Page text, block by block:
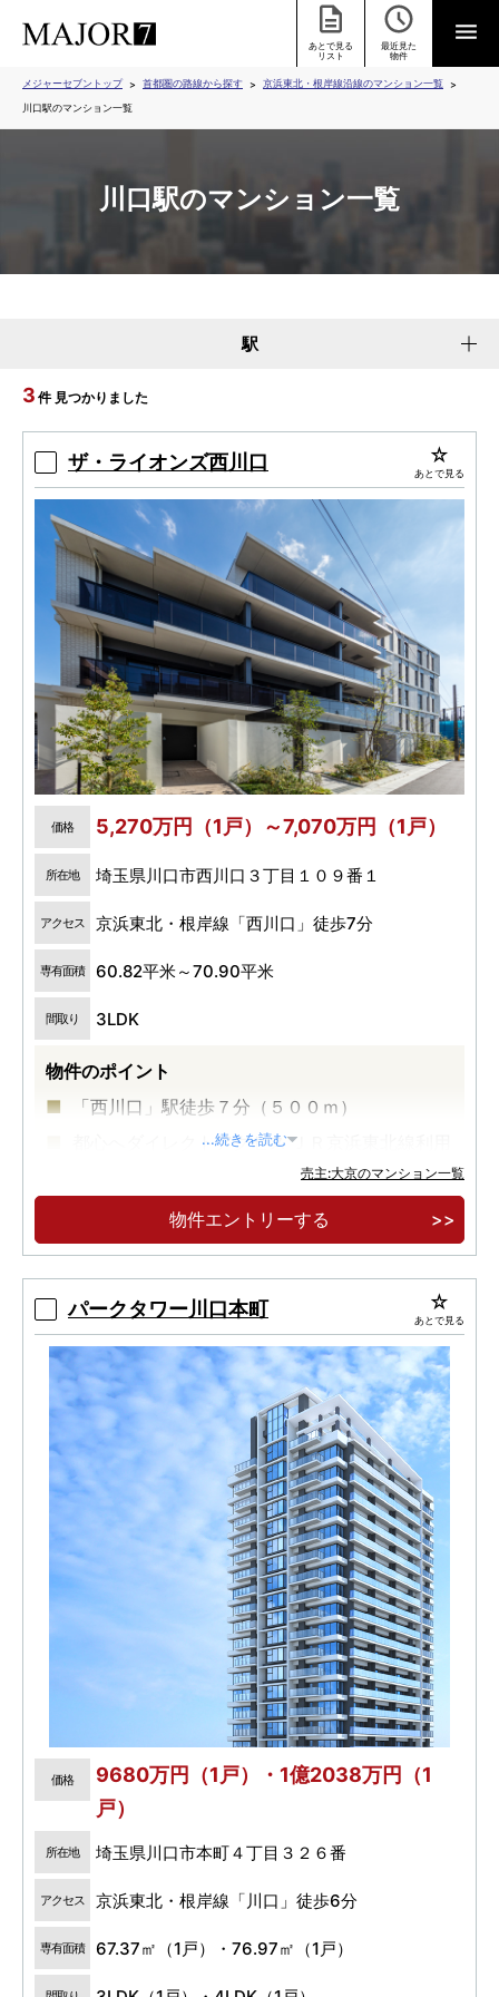
あとで見る
リスト
最近見た
物件
メジャーセブントップ 首都圏の路線から探す
京浜東北・根岸線沿線のマンション一覧
川口駅のマンション一覧
川口駅のマンション一覧
駅
3 件 見つかりました
ザ・ライオンズ西川口 あとで見る
価格 5,270万円（1戸）～7,070万円（1戸）
所在地 埼玉県川口市西川口３丁目１０９番１
アクセス 京浜東北・根岸線「西川口」徒歩7分
専有面積 60.82平米～70.90平米
間取り 3LDK
物件のポイント
「西川口」駅徒歩７分（５００ｍ）
都心へダイレクトアクセス ＪＲ京浜東北線利用
アリオ川口（８５０ｍ・徒歩１１分）をはじめ
とする川口エリアも生活圏
...続きを読む
売主:大京のマンション一覧
物件エントリーする
パークタワー川口本町 あとで見る
価格
9680万円（1戸）・1億2038万円（1
戸）
所在地 埼玉県川口市本町４丁目３２６番
アクセス 京浜東北・根岸線「川口」徒歩6分
専有面積 67.37㎡（1戸）・76.97㎡（1戸）